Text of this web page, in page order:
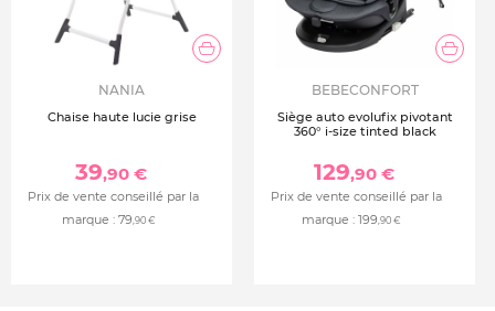
NANIA
Chaise haute lucie grise
39,90 €
Prix de vente conseillé par la
marque : 79,90 €
BEBECONFORT
Siège auto evolufix pivotant
360° i-size tinted black
129,90 €
Prix de vente conseillé par la
marque : 199,90 €